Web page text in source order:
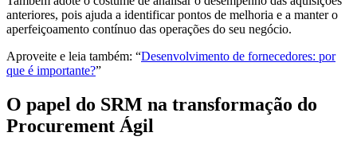
anteriores, pois ajuda a identificar pontos de melhoria e a manter o
aperfeiçoamento contínuo das operações do seu negócio.
Aproveite e leia também: “Desenvolvimento de fornecedores: por
que é importante?”
O papel do SRM na transformação do
Procurement Ágil